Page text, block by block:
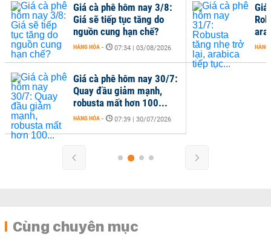
Giá cà phê hôm nay 3/8:
Giá sẽ tiếp tục tăng do
nguồn cung hạn chế?
HÀNG HÓA - 07:34 | 03/08/2026 HÀNG
Giá cà phê hôm nay 30/7:
Quay đầu giảm mạnh,
robusta mất hơn 100...
HÀNG HÓA - 07:39 | 30/07/2026
Cùng chuyên mục